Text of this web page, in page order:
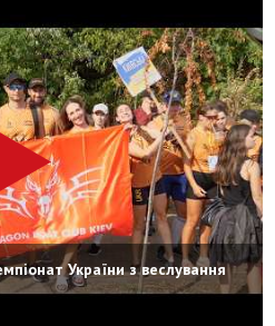
України з веслування